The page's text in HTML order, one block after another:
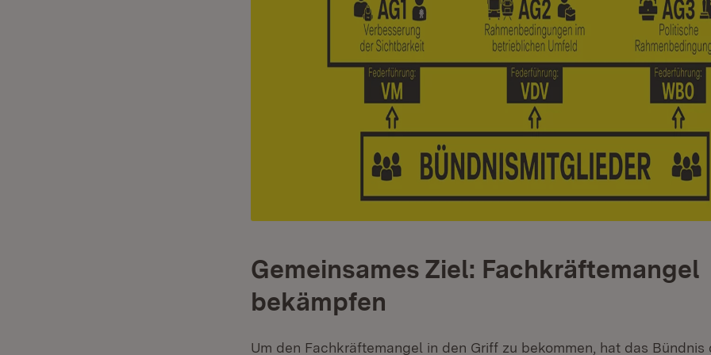
Gemeinsames Ziel: Fachkräftemangel
bekämpfen
Um den Fachkräftemangel in den Griff zu bekommen, hat das Bündnis